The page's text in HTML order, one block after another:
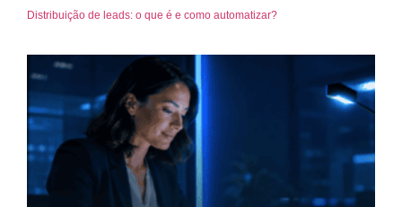
Distribuição de leads: o que é e como automatizar?